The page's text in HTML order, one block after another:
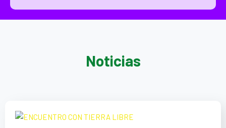
Noticias